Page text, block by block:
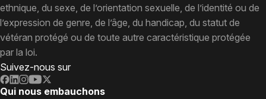
ethnique, du sexe, de l’orientation sexuelle, de l’identité ou de
l’expression de genre, de l’âge, du handicap, du statut de
vétéran protégé ou de toute autre caractéristique protégée
par la loi.
Suivez-nous sur
Qui nous embauchons